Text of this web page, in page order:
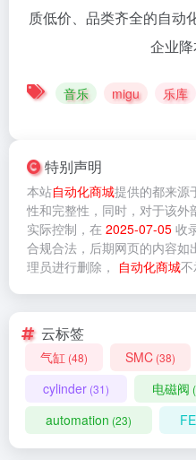
质低价、品类齐全的自动
企业降
音乐 migu 乐库
特别声明
本站自动化商城提供的都来源
性和完整性，同时，对于该外
实际控制，在 2025-07-05 收
合规合法，后期网页的内容
理员进行删除， 自动化商城不
云标签
气缸 (48) SMC (38)
cylinder (31) 电磁阀
automation (23)